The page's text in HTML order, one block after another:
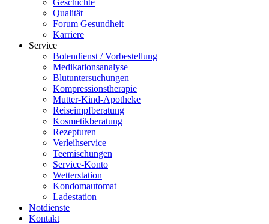
Geschichte
Qualität
Forum Gesundheit
Karriere
Service
Botendienst / Vorbestellung
Medikationsanalyse
Blutuntersuchungen
Kompressionstherapie
Mutter-Kind-Apotheke
Reiseimpfberatung
Kosmetikberatung
Rezepturen
Verleihservice
Teemischungen
Service-Konto
Wetterstation
Kondomautomat
Ladestation
Notdienste
Kontakt